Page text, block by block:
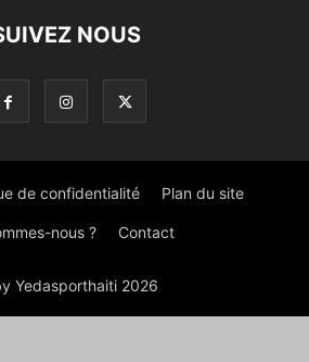
NOUS
de confidentialité Plan du site
nous ? Contact
Yedasporthaiti 2026